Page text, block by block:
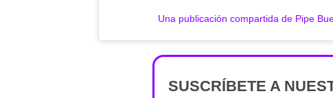
Una publicación compartida de Pipe
SUSCRÍBETE A